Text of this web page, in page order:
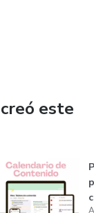
este